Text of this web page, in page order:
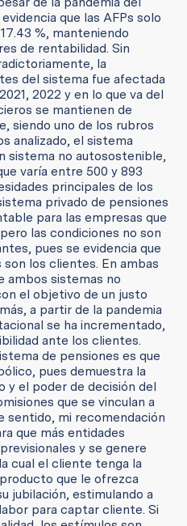
que las AFPs solo
%, manteniendo
de rentabilidad. Sin
la
del sistema fue afectada
2022 y en lo que va del
se mantienen de
siendo uno de los rubros
analizado, el sistema
sistema no autosostenible,
varía entre 500 y 893
principales de los
privado de pensiones
para las empresas que
las condiciones no son
pues se evidencia que
los clientes. En ambas
ambos sistemas no
el objetivo de un justo
a partir de la pandemia
se ha incrementado,
ante los clientes.
de pensiones es que
pues demuestra la
y el poder de decisión del
que se vinculan a
sentido, mi recomendación
que más entidades
y se genere
cual el cliente tenga la
que le ofrezca
jubilación, estimulando a
para captar cliente. Si